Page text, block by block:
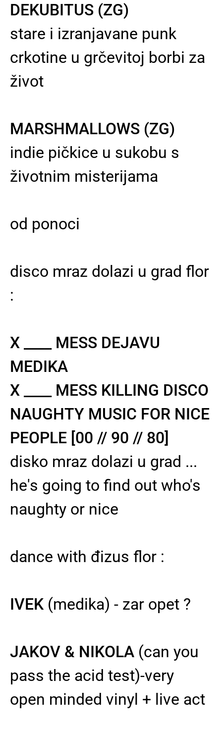
DEKUBITUS (ZG)
stare i izranjavane punk
crkotine u grčevitoj borbi za
život
MARSHMALLOWS (ZG)
indie pičkice u sukobu s
životnim misterijama
od ponoci
disco mraz dolazi u grad flor
:
X ____ MESS DEJAVU
MEDIKA
X ____ MESS KILLING DISCO
NAUGHTY MUSIC FOR NICE
PEOPLE [00 // 90 // 80]
disko mraz dolazi u grad ...
he's going to find out who's
naughty or nice
dance with đizus flor :
IVEK (medika) - zar opet ?
JAKOV & NIKOLA (can you
pass the acid test)-very
open minded vinyl + live act